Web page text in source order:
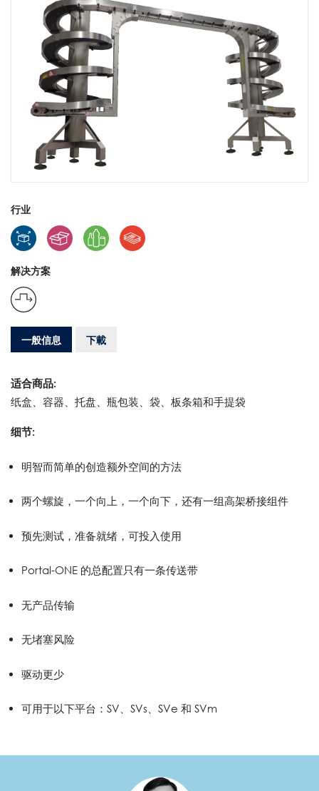
行业
解决方案
一般信息 下載
适合商品:
纸盒、容器、托盘、瓶包装、袋、板条箱和手提袋
细节:
明智而简单的创造额外空间的方法
两个螺旋，一个向上，一个向下，还有一组高架桥接组件
预先测试，准备就绪，可投入使用
Portal-ONE 的总配置只有一条传送带
无产品传输
无堵塞风险
驱动更少
可用于以下平台：SV、SVs、SVe 和 SVm